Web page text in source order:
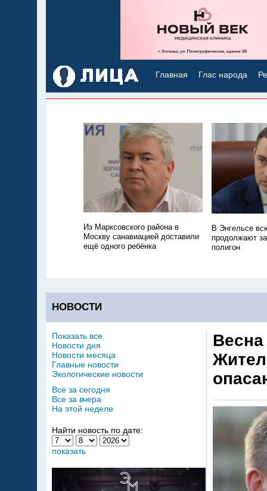
Главная Глас народа
Из Марксовского района в
Москву санавиацией доставили
ещё одного ребёнка
В Энгельсе
продолжают
полигон
НОВОСТИ
Весна
Показать все
Новости дня
Новости месяца
Главные новости
Экологические новости
Все за сегодня
Все за вчера
На этой неделе
Найти новость по дате:
показать